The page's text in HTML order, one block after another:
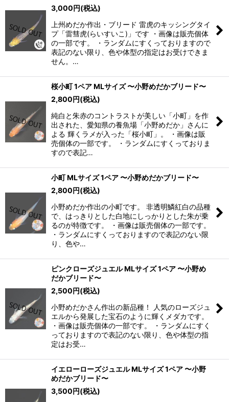
3,000円(税込)
上州めだか作出・ブリード 雷虎のキッシングタイ
プ「雷彗虎(らいすいこ)」です ・画像は販売個体
の一部です。 ・ランダムにすくっておりますので
表記のない限り、色や体型の指定はお受けできま
せん。…
桜小町 1ペア MLサイズ 〜小野めだかブリード〜
2,800円(税込)
純白と朱赤のコントラストが美しい「小町」を作
出された、愛知県の養魚場「小野めだか」さんに
よる 輝くラメが入った「桜小町」。 ・画像は販
売個体の一部です。 ・ランダムにすくっておりま
すので表記…
小町 MLサイズ 1ペア 〜小野めだかブリード〜
2,800円(税込)
小野めだか作出の小町です。 非透明鱗紅白の品種
で、はっきりとした白地にしっかりとした朱が乗
るのが特徴です。 ・画像は販売個体の一部です。
・ランダムにすくっておりますので表記のない限
り、色や…
ピンクローズジュエル MLサイズ 1ペア 〜小野め
だかブリード〜
2,500円(税込)
小野めだかさん作出の新品種！ 人気のローズジュ
エルから発展した宝石のように輝くメダカです。
・画像は販売個体の一部です。 ・ランダムにすく
っておりますので表記のない限り、色や体型の指
定はお受…
イエローローズジュエル MLサイズ 1ペア 〜小野
めだかブリード〜
3,500円(税込)